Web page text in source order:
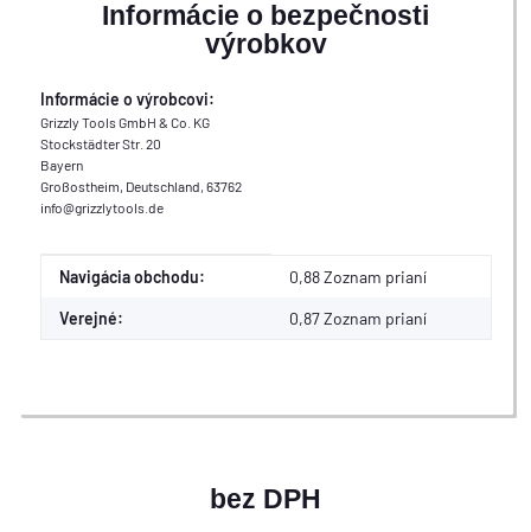
Informácie o bezpečnosti
výrobkov
Informácie o výrobcovi:
Grizzly Tools GmbH & Co. KG
Stockstädter Str. 20
Bayern
Großostheim, Deutschland, 63762
info@grizzlytools.de
Ďalšia konfiguračná skupina
na ďalšiu položku
Navigácia obchodu: 0,88 Zoznam prianí
Verejné: 0,87Zoznam prianí
bez DPH